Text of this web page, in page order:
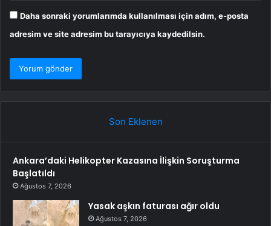
Daha sonraki yorumlarımda kullanılması için adım, e-posta
adresim ve site adresim bu tarayıcıya kaydedilsin.
Son Eklenen
Ankara’daki Helikopter Kazasına İlişkin Soruşturma
Başlatıldı
Ağustos 7, 2026
Yasak aşkın faturası ağır oldu
Ağustos 7, 2026